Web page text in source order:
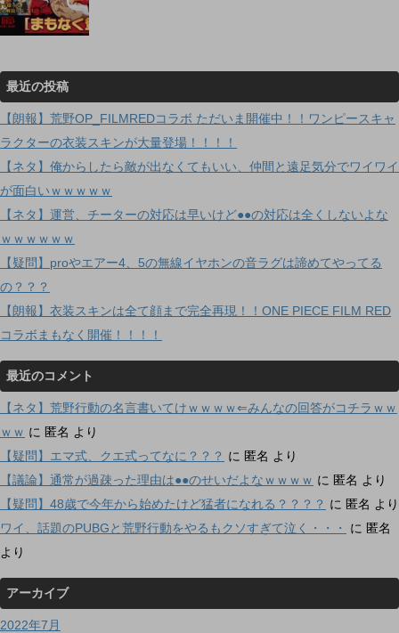
最近の投稿
【朗報】荒野OP_FILMREDコラボ ただいま開催中！！ワンピースキャ
ラクターの衣装スキンが大量登場！！！！
【ネタ】俺からしたら敵が出なくてもいい、仲間と遠足気分でワイワイ
が面白いｗｗｗｗｗ
【ネタ】運営、チーターの対応は早いけど●●の対応は全くしないよな
ｗｗｗｗｗｗ
【疑問】proやエアー4、5の無線イヤホンの音ラグは諦めてやってる
の？？？
【朗報】衣装スキンは全て顔まで完全再現！！ONE PIECE FILM RED
コラボまもなく開催！！！！
最近のコメント
【ネタ】荒野行動の名言書いてけｗｗｗｗ⇐みんなの回答がコチラｗｗ
ｗｗ に 匿名 より
【疑問】エマ式、クエ式ってなに？？？ に 匿名 より
【議論】通常が過疎った理由は●●のせいだよなｗｗｗｗ に 匿名 より
【疑問】48歳で今年から始めたけど猛者になれる？？？？ に 匿名 より
ワイ、話題のPUBGと荒野行動をやるもクソすぎて泣く・・・
に 匿名
より
アーカイブ
2022年7月